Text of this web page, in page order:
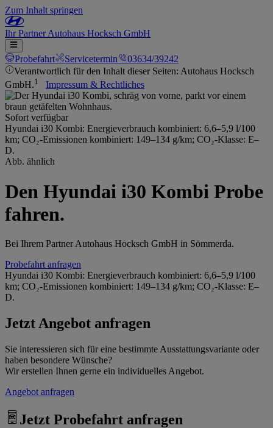
Zum Inhalt springen
IhrPartnerAutohaus Hocksch GmbH
Probefahrt Servicetermin
03634/39242
Verantwortlich für den Inhalt dieser Seiten: Autohaus Hocksch
GmbH.1 Impressum & Rechtliches
Sofort verfügbar
Hyundai i30 Kombi: Energieverbrauch kombiniert: 6,6–5,9 l/100
km; CO₂-Emissionen kombiniert: 149–134 g/km; CO₂-Klasse: E–
D.
Abb. ähnlich
Den Hyundai i30 Kombi Probe
fahren.
Bei Ihrem Partner Autohaus Hocksch GmbH in Sömmerda.
Probefahrt anfragen
Hyundai i30 Kombi: Energieverbrauch kombiniert: 6,6–5,9 l/100
km; CO₂-Emissionen kombiniert: 149–134 g/km; CO₂-Klasse: E–
D.
Jetzt Angebot anfragen
Sie interessieren sich für eine bestimmte Ausstattungsvariante oder
haben besondere Wünsche?
Wir erstellen Ihnen gerne ein individuelles Angebot.
Angebot anfragen
Jetzt Probefahrt anfragen